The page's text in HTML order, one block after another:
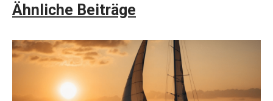
Ähnliche Beiträge